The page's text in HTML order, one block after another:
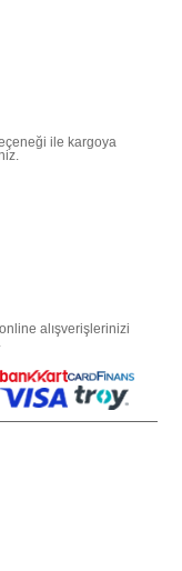
ile kargoya
alışverişlerinizi